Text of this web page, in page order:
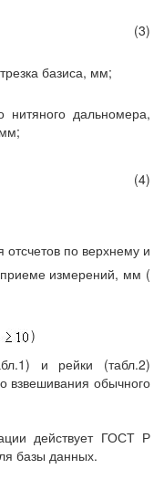
(3)
базиса, мм;
нитяного дальномера,
(4)
отсчетов по верхнему и
измерений, мм (
)
и рейки (табл.2)
взвешивания обычного
действует ГОСТ Р
базы данных.